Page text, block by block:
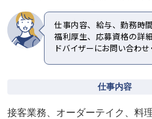
仕事内容、給与、勤務時
福利厚生、応募資格の詳
ドバイザーにお問い合わせ
仕事内容
接客業務、オーダーテイク、料